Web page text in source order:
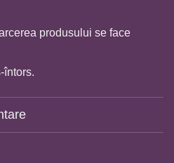
produsului se face
întors.